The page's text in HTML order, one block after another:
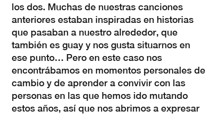
los dos. Muchas de nuestras canciones
anteriores estaban inspiradas en historias
que pasaban a nuestro alrededor, que
también es guay y nos gusta situarnos en
ese punto… Pero en este caso nos
encontrábamos en momentos personales de
cambio y de aprender a convivir con las
personas en las que hemos ido mutando
estos años, así que nos abrimos a expresar